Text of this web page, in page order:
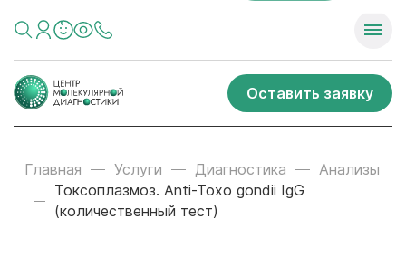
Оставить заявку
Главная Услуги Диагностика
Анализы
Токсоплазмоз. Anti-Toxo gondii IgG
(количественный тест)